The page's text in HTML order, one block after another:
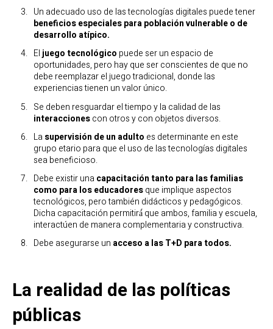
Un adecuado uso de las tecnologías digitales puede tener
beneficios especiales para población vulnerable o de
desarrollo atípico.
Eljuego tecnológico puede ser un espacio de
oportunidades, pero hay que ser conscientes de que no
debe reemplazar el juego tradicional, donde las
experiencias tienen un valor único.
Se deben resguardar el tiempo y la calidad de las
interaccionescon otros y con objetos diversos.
La supervisión de un adulto es determinante en este
grupo etario para que el uso de las tecnologías digitales
sea beneficioso.
Debe existir una capacitación tanto para las familias
como para los educadoresque implique aspectos
tecnológicos, pero también didácticos y pedagógicos.
Dicha capacitación permitirá́ que ambos, familia y escuela,
interactúen de manera complementaria y constructiva.
Debe asegurarse un acceso a las T+D para todos.
La realidad de las políticas
públicas